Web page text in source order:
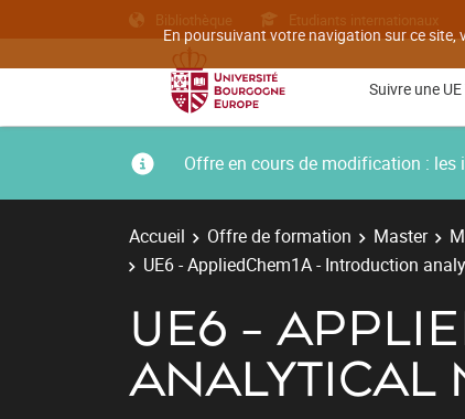
En poursuivant votre navigation sur ce
Bibliothèque Etudiants internationaux
Suivre une
Offre en cours de modification : les
Accueil Offre de formation Master
UE6 - AppliedChem1A - Introduction
UE6 -
ANALYTICAL